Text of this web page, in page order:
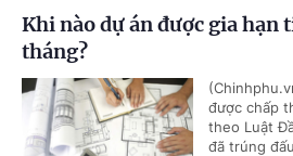
Khi nào dự án được gia hạn
tháng?
được chấp
theo Luật
đã trúng